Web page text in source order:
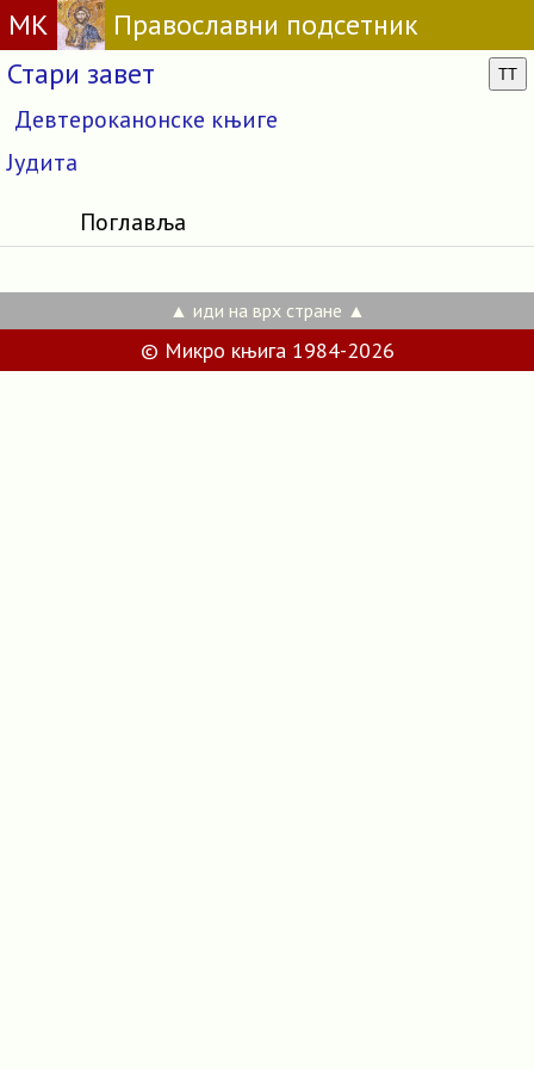
МК
Православни подсетник
Стари завет
TT
Девтероканонске књиге
Јудита
Поглавља
▲ иди на врх стране ▲
© Микро књига 1984-2026